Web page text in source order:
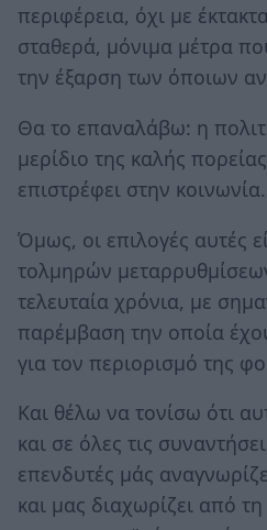
περιφέρεια, όχι με
σταθερά, μόνιμα μέτρα
την έξαρση των όποιων
Θα το επαναλάβω: η
μερίδιο της καλής
επιστρέφει στην κοινωνία.
Όμως, οι επιλογές αυτές
τολμηρών
τελευταία χρόνια, με
παρέμβαση την οποία
για τον περιορισμό της
Και θέλω να τονίσω ότι
και σε όλες τις
επενδυτές μάς
και μας διαχωρίζει από